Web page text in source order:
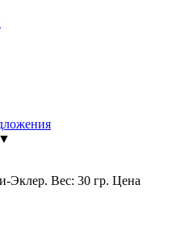
▼
Эклер. Вес: 30 гр. Цена